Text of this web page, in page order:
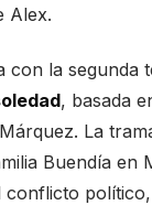
Alex.
con la segunda
, basada
La
Buendía en
conflicto